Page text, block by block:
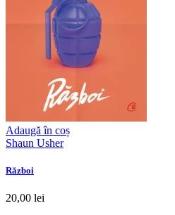
Adaugă în coș
Shaun Usher
Război
20,00 lei